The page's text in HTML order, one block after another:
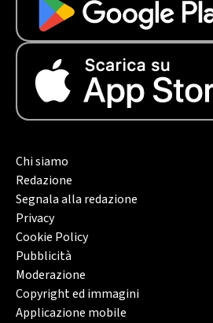
Chi siamo
Redazione
Segnala alla redazione
Privacy
Cookie Policy
Pubblicità
Moderazione
Copyright ed immagini
Applicazione mobile